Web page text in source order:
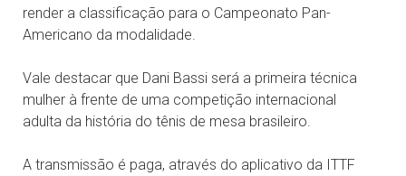
render a classificação para o Campeonato Pan-
Americano da modalidade.
Vale destacar que Dani Bassi será a primeira técnica
mulher à frente de uma competição internacional
adulta da história do tênis de mesa brasileiro.
A transmissão é paga, através do aplicativo da ITTF